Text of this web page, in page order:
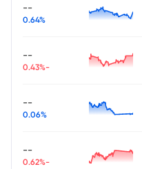
--
0.64%
--
-0.43%
--
0.06%
--
-0.62%